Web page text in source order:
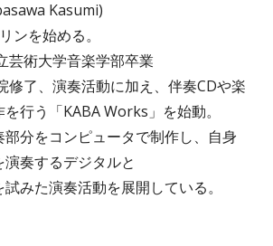
Kasumi)
ンを始める。
術大学音楽学部卒業
了、演奏活動に加え、伴奏CDや楽
行う「KABA Works」を始動。
分をコンピュータで制作し、自身
奏するデジタルと
みた演奏活動を展開している。